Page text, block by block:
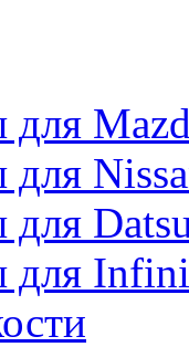
для
для
для
для